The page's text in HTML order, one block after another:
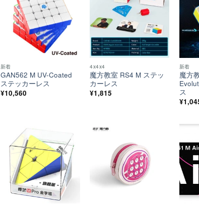
ほし
い！
新着
GAN562 M UV-Coated
ステッカーレス
¥10,560
ほし
4x4x4
魔方教室 RS4 M ステッ
カーレス
¥1,815
新着
魔方
ス
¥
ほし
い！